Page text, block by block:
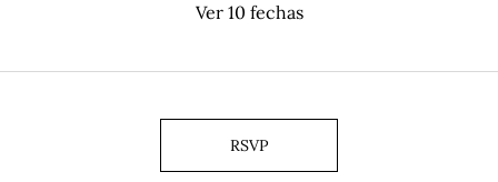
Ver 10 fechas
RSVP